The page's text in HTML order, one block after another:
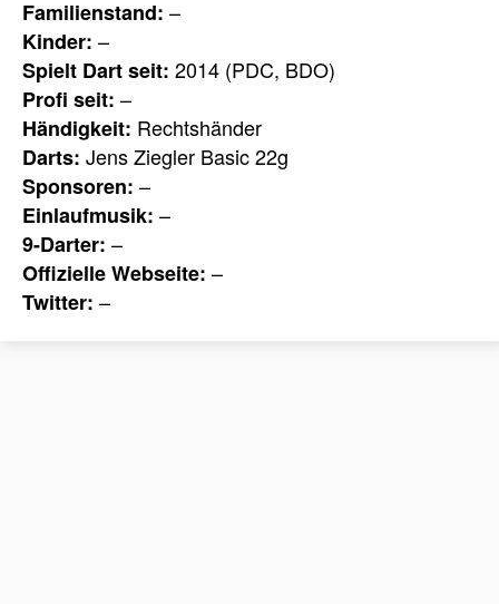
Familienstand: –
Kinder: –
Spielt Dart seit: 2014 (PDC, BDO)
Profi seit: –
Händigkeit: Rechtshänder
Darts: Jens Ziegler Basic 22g
Sponsoren: –
Einlaufmusik: –
9-Darter: –
Offizielle Webseite: –
Twitter: –